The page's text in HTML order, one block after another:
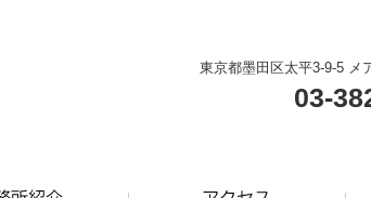
東京都墨田区太平3-9-5 メ
03-